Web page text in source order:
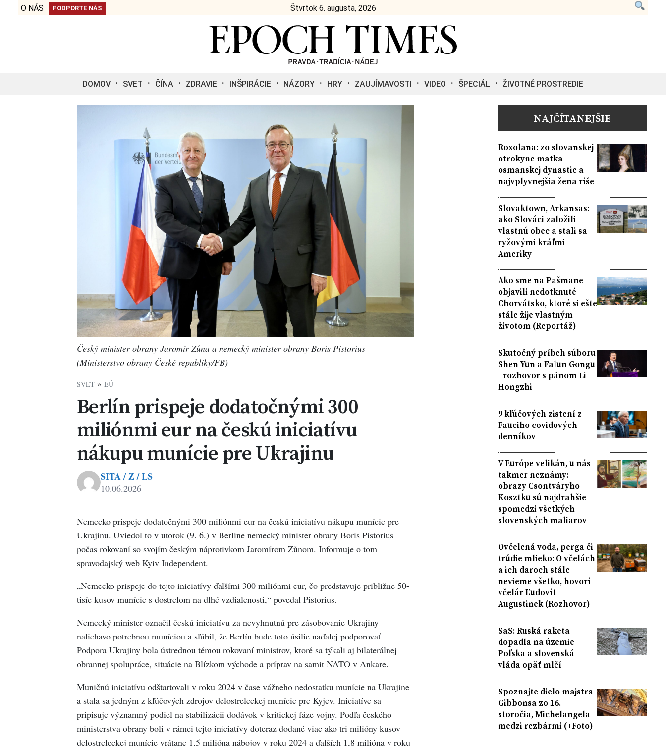
O NÁS PODPORTE NÁS Štvrtok 6. augusta, 2026
DOMOV SVET ČÍNA ZDRAVIE INŠPIRÁCIE NÁZORY HRY ZAUJÍMAVOSTI VIDEO ŠPECIÁL ŽIVOTNÉ PROSTREDIE
Český minister obrany Jaromír Zůna a nemecký minister obrany Boris Pistorius
(Ministerstvo obrany České republiky/FB)
SVET» EÚ
Berlín prispeje dodatočnými 300
miliónmi eur na českú iniciatívu
nákupu munície pre Ukrajinu
SITA / Z / LS
10.06.2026
Nemecko prispeje dodatočnými 300 miliónmi eur na českú iniciatívu nákupu munície pre
Ukrajinu. Uviedol to v utorok (9. 6.) v Berlíne nemecký minister obrany Boris Pistorius
počas rokovaní so svojím českým náprotivkom Jaromírom Zůnom. Informuje o tom
spravodajský web Kyiv Independent.
„Nemecko prispeje do tejto iniciatívy ďalšími 300 miliónmi eur, čo predstavuje približne 50-
tisíc kusov munície s dostrelom na dlhé vzdialenosti,“ povedal Pistorius.
Nemecký minister označil českú iniciatívu za nevyhnutnú pre zásobovanie Ukrajiny
naliehavo potrebnou muníciou a sľúbil, že Berlín bude toto úsilie naďalej podporovať.
Podpora Ukrajiny bola ústrednou témou rokovaní ministrov, ktoré sa týkali aj bilaterálnej
obrannej spolupráce, situácie na Blízkom východe a príprav na samit NATO v Ankare.
Muničnú iniciatívu odštartovali v roku 2024 v čase vážneho nedostatku munície na Ukrajine
a stala sa jedným z kľúčových zdrojov delostreleckej munície pre Kyjev. Iniciatíve sa
pripisuje významný podiel na stabilizácii dodávok v kritickej fáze vojny. Podľa českého
ministerstva obrany boli v rámci tejto iniciatívy doteraz dodané viac ako tri milióny kusov
delostreleckej munície vrátane 1,5 milióna nábojov v roku 2024 a ďalších 1,8 milióna v roku
NAJČÍTANEJŠIE
Roxolana: zo slovanskej
otrokyne matka
osmanskej dynastie a
najvplyvnejšia žena ríše
Slovaktown, Arkansas:
ako Slováci založili
vlastnú obec a stali sa
ryžovými kráľmi
Ameriky
Ako sme na Pašmane
objavili nedotknuté
Chorvátsko, ktoré si ešte
stále žije vlastným
životom (Reportáž)
Skutočný príbeh súboru
Shen Yun a Falun Gongu
- rozhovor s pánom Li
Hongzhi
9 kľúčových zistení z
Fauciho covidových
denníkov
V Európe velikán, u nás
takmer neznámy:
obrazy Csontváryho
Kosztku sú najdrahšie
spomedzi všetkých
slovenských maliarov
Ovčelená voda, perga či
trúdie mlieko: O včelách
a ich daroch stále
nevieme všetko, hovorí
včelár Ľudovít
Augustinek (Rozhovor)
SaS: Ruská raketa
dopadla na územie
Poľska a slovenská
vláda opäť mlčí
Spoznajte dielo majstra
Gibbonsa zo 16.
storočia, Michelangela
medzi rezbármi (+Foto)